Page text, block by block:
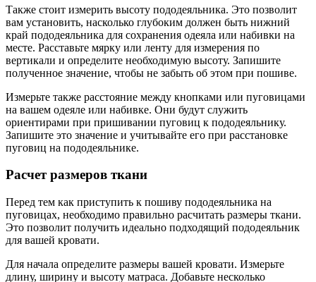
Также стоит измерить высоту пододеяльника. Это позволит
вам установить, насколько глубоким должен быть нижний
край пододеяльника для сохранения одеяла или набивки на
месте. Расставьте мярку или ленту для измерения по
вертикали и определите необходимую высоту. Запишите
полученное значение, чтобы не забыть об этом при пошиве.
Измерьте также расстояние между кнопками или пуговицами
на вашем одеяле или набивке. Они будут служить
ориентирами при пришивании пуговиц к пододеяльнику.
Запишите это значение и учитывайте его при расстановке
пуговиц на пододеяльнике.
Расчет размеров ткани
Перед тем как приступить к пошиву пододеяльника на
пуговицах, необходимо правильно расчитать размеры ткани.
Это позволит получить идеально подходящий пододеяльник
для вашей кровати.
Для начала определите размеры вашей кровати. Измерьте
длину, ширину и высоту матраса. Добавьте несколько